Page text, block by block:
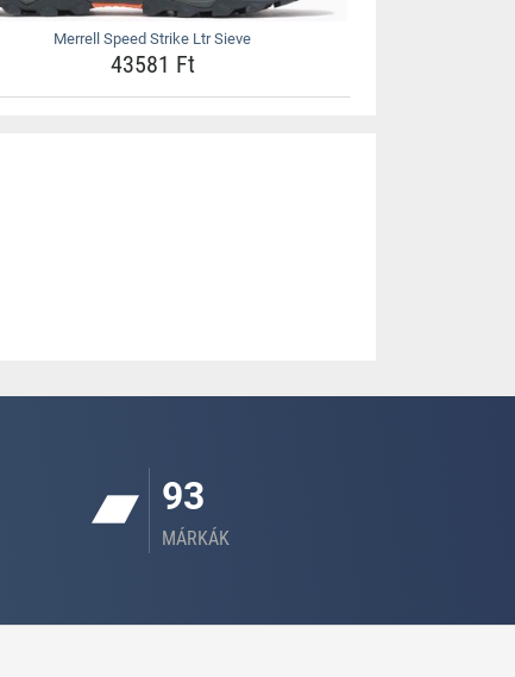
Merrell Speed Strike Ltr Sieve
43581 Ft
93
MÁRKÁK